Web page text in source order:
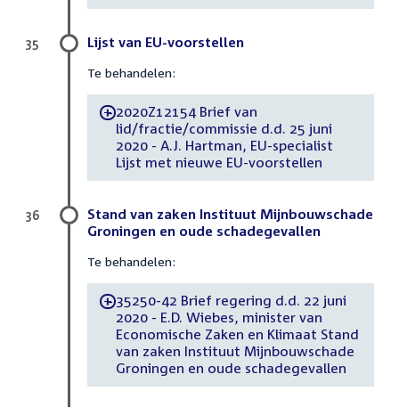
Lijst van EU-voorstellen
Te behandelen:
-2020Z12154 Brief van
lid/fractie/commissie d.d. 25 juni
2020 - A.J. Hartman, EU-specialist
Lijst met nieuwe EU-voorstellen
35
Stand van zaken Instituut Mijnbouwschade
Groningen en oude schadegevallen
Te behandelen:
-35250-42 Brief regering d.d. 22 juni
2020 - E.D. Wiebes, minister van
Economische Zaken en Klimaat Stand
van zaken Instituut Mijnbouwschade
Groningen en oude schadegevallen
36